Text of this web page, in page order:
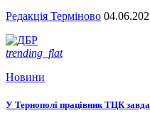
Редакція Терміново
trending_flat
Новини
У Тернополі працівник ТЦК